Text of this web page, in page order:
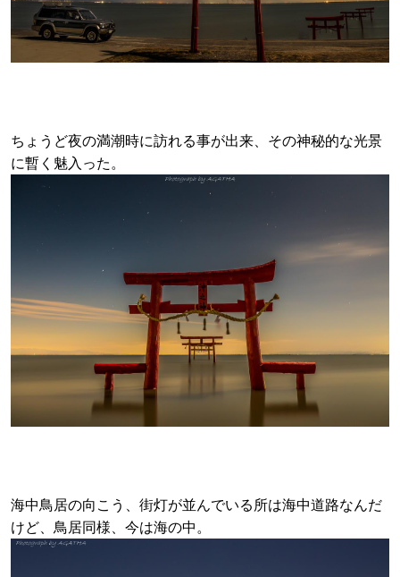
ちょうど夜の満潮時に訪れる事が出来、その神秘的な光景
に暫く魅入った。
海中鳥居の向こう、街灯が並んでいる所は海中道路なんだ
けど、鳥居同様、今は海の中。